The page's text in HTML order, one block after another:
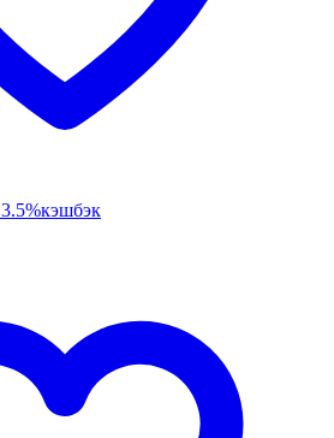
3.5%кэшбэк